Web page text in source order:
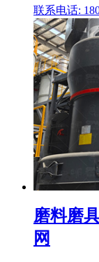
联系电话:
磨料磨
网